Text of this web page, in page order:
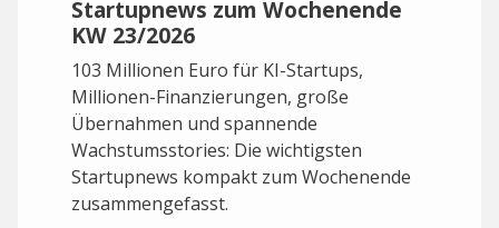
Startupnews zum Wochenende
KW 23/2026
103 Millionen Euro für KI-Startups,
Millionen-Finanzierungen, große
Übernahmen und spannende
Wachstumsstories: Die wichtigsten
Startupnews kompakt zum Wochenende
zusammengefasst.